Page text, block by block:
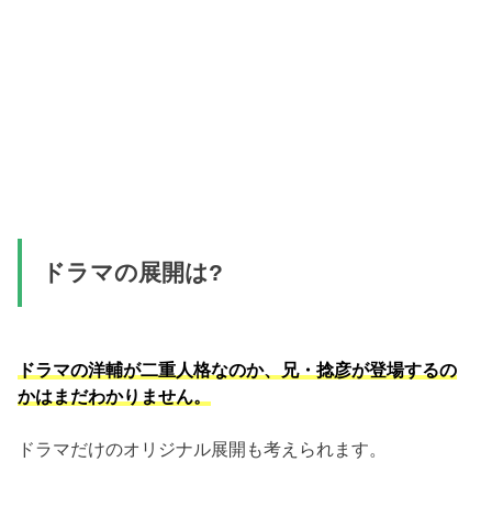
ドラマの展開は?
ドラマの洋輔が二重人格なのか、兄・捻彦が登場するの
かはまだわかりません。
ドラマだけのオリジナル展開も考えられます。